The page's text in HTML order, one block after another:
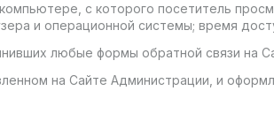
с которого посетитель
и операционной системы; время
любые формы обратной связи на
на Сайте Администрации, и